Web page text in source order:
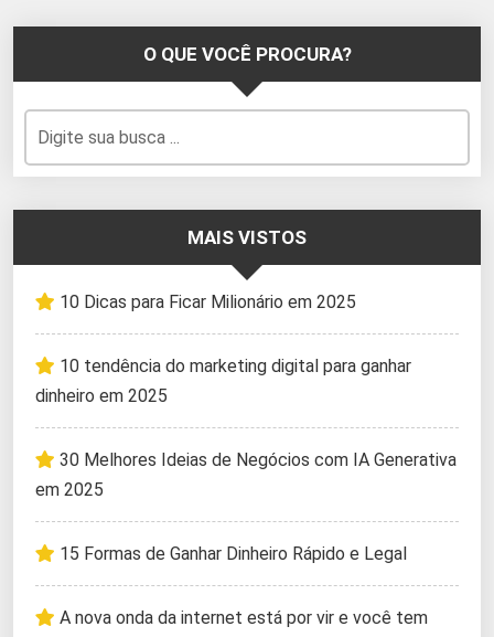
O QUE VOCÊ PROCURA?
MAIS VISTOS
10 Dicas para Ficar Milionário em 2025
10 tendência do marketing digital para ganhar
dinheiro em 2025
30 Melhores Ideias de Negócios com IA Generativa
em 2025
15 Formas de Ganhar Dinheiro Rápido e Legal
A nova onda da internet está por vir e você tem